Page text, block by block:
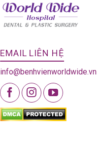
EMAIL LIÊN HỆ
info@benhvienworldwide.vn